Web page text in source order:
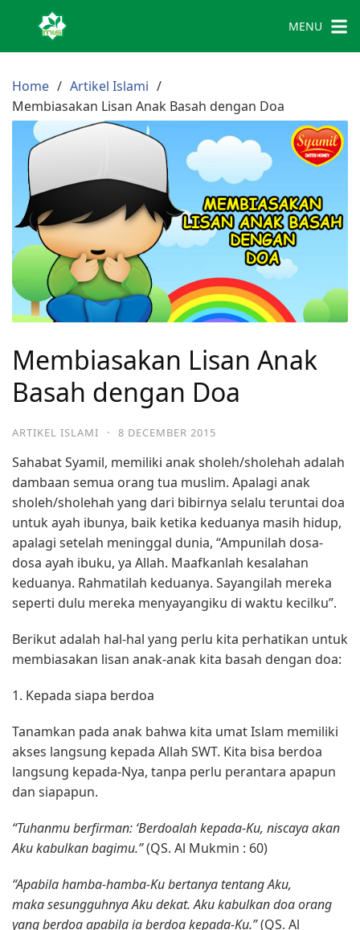
MENU
Home
Artikel Islami
Membiasakan Lisan Anak Basah dengan Doa
Membiasakan Lisan Anak
Basah dengan Doa
ARTIKEL ISLAMI · 8 DECEMBER 2015
Sahabat Syamil, memiliki anak sholeh/sholehah adalah
dambaan semua orang tua muslim. Apalagi anak
sholeh/sholehah yang dari bibirnya selalu teruntai doa
untuk ayah ibunya, baik ketika keduanya masih hidup,
apalagi setelah meninggal dunia, “Ampunilah dosa-
dosa ayah ibuku, ya Allah. Maafkanlah kesalahan
keduanya. Rahmatilah keduanya. Sayangilah mereka
seperti dulu mereka menyayangiku di waktu kecilku”.
Berikut adalah hal-hal yang perlu kita perhatikan untuk
membiasakan lisan anak-anak kita basah dengan doa:
1. Kepada siapa berdoa
Tanamkan pada anak bahwa kita umat Islam memiliki
akses langsung kepada Allah SWT. Kita bisa berdoa
langsung kepada-Nya, tanpa perlu perantara apapun
dan siapapun.
“Tuhanmu berfirman: ‘Berdoalah kepada-Ku, niscaya akan
Aku kabulkan bagimu.”(QS. Al Mukmin : 60)
“Apabila hamba-hamba-Ku bertanya tentang Aku,
maka sesungguhnya Aku dekat. Aku kabulkan doa orang
yang berdoa apabila ia berdoa kepada-Ku.”(QS. Al